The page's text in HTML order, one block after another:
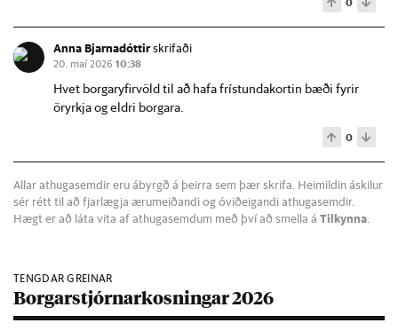
Anna Bjarnadóttirskrifaði
20. maí 2026 10:38
Hvet borgaryfirvöld til að hafa frístundakortin bæði fyrir
öryrkja og eldri borgara.
0
Allar athugasemdir eru ábyrgð á þeirra sem þær skrifa. Heimildin áskilur
sér rétt til að fjarlægja ærumeiðandi og óviðeigandi athugasemdir.
Hægt er að láta vita af athugasemdum með því að smella á Tilkynna
TENGDAR GREINAR
Borgarstjórnarkosningar 2026